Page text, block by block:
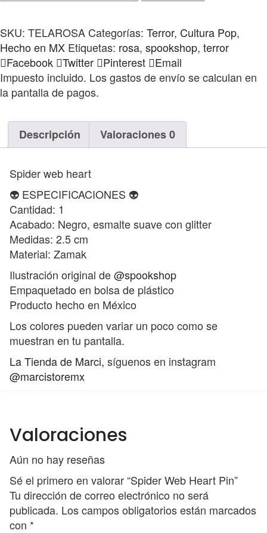
SKU: TELAROSA Categorías: Terror, Cultura Pop,
Hecho en MX Etiquetas: rosa, spookshop, terror
Compartir
Facebook Twitter Pinterest
Email
Impuesto incluido. Los gastos de envío se calculan en
la pantalla de pagos.
Descripción Valoraciones0
Spider web heart
👽 ESPECIFICACIONES 👽
Cantidad: 1
Acabado: Negro, esmalte suave con glitter
Medidas: 2.5 cm
Material: Zamak
Ilustración original de@spookshop
Empaquetado en bolsa de plástico
Producto hecho en México
Los colores pueden variar un poco como se
muestran en tu pantalla.
La Tienda de Marci, síguenos en instagram
@marcistoremx
Valoraciones
Aún no hay reseñas
Sé el primero en valorar “Spider Web Heart Pin”
Tu dirección de correo electrónico no será
publicada. Los campos obligatorios están marcados
con *